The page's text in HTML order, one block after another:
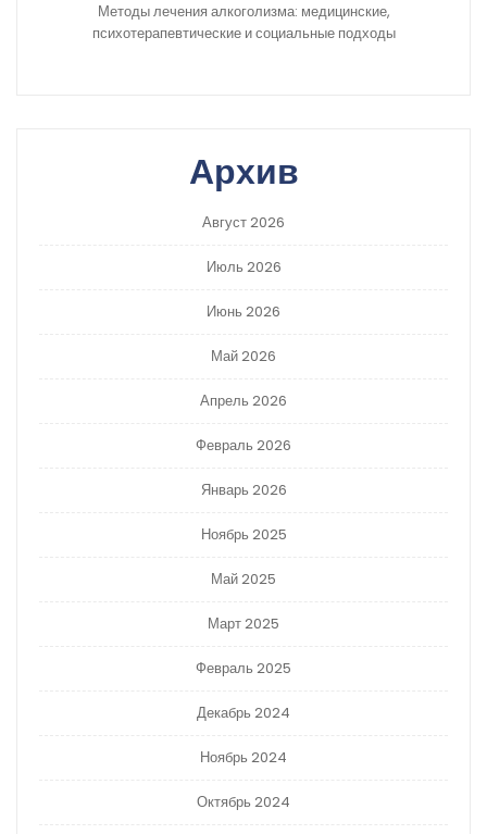
Методы лечения алкоголизма: медицинские,
психотерапевтические и социальные подходы
Архив
Август 2026
Июль 2026
Июнь 2026
Май 2026
Апрель 2026
Февраль 2026
Январь 2026
Ноябрь 2025
Май 2025
Март 2025
Февраль 2025
Декабрь 2024
Ноябрь 2024
Октябрь 2024